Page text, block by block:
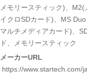
メモリースティック)、
イクロSDカード)、MS
マルチメディアカード)、
ド、メモリースティック
メーカーURL
https://www.startech.com/